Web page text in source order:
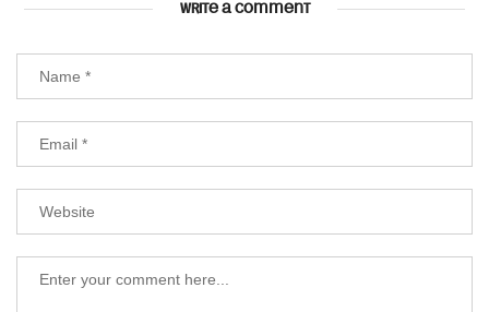
WRITE A COMMENT